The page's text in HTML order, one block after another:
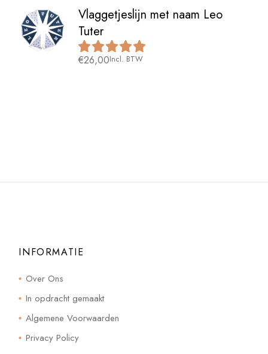
Vlaggetjeslijn met naam Leo
Tuter
€26,00Incl. BTW
INFORMATIE
Over Ons
In opdracht gemaakt
Algemene Voorwaarden
Privacy Policy